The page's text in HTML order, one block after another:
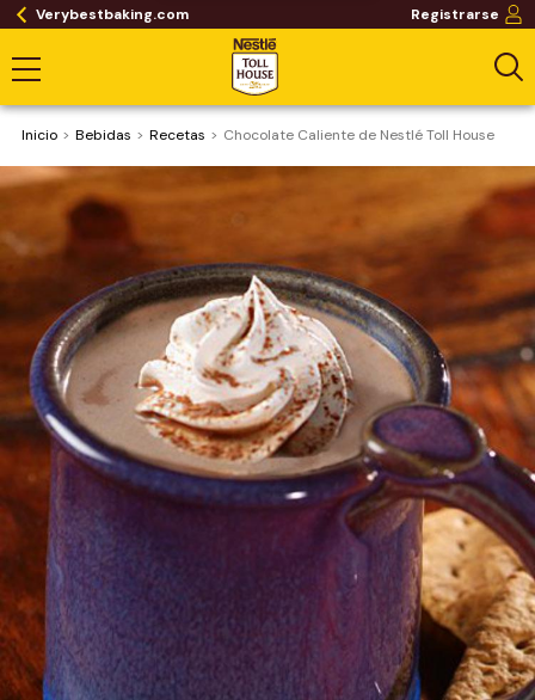
Verybestbaking.com Registrarse
Inicio Bebidas Recetas Chocolate Caliente de Nestlé Toll House